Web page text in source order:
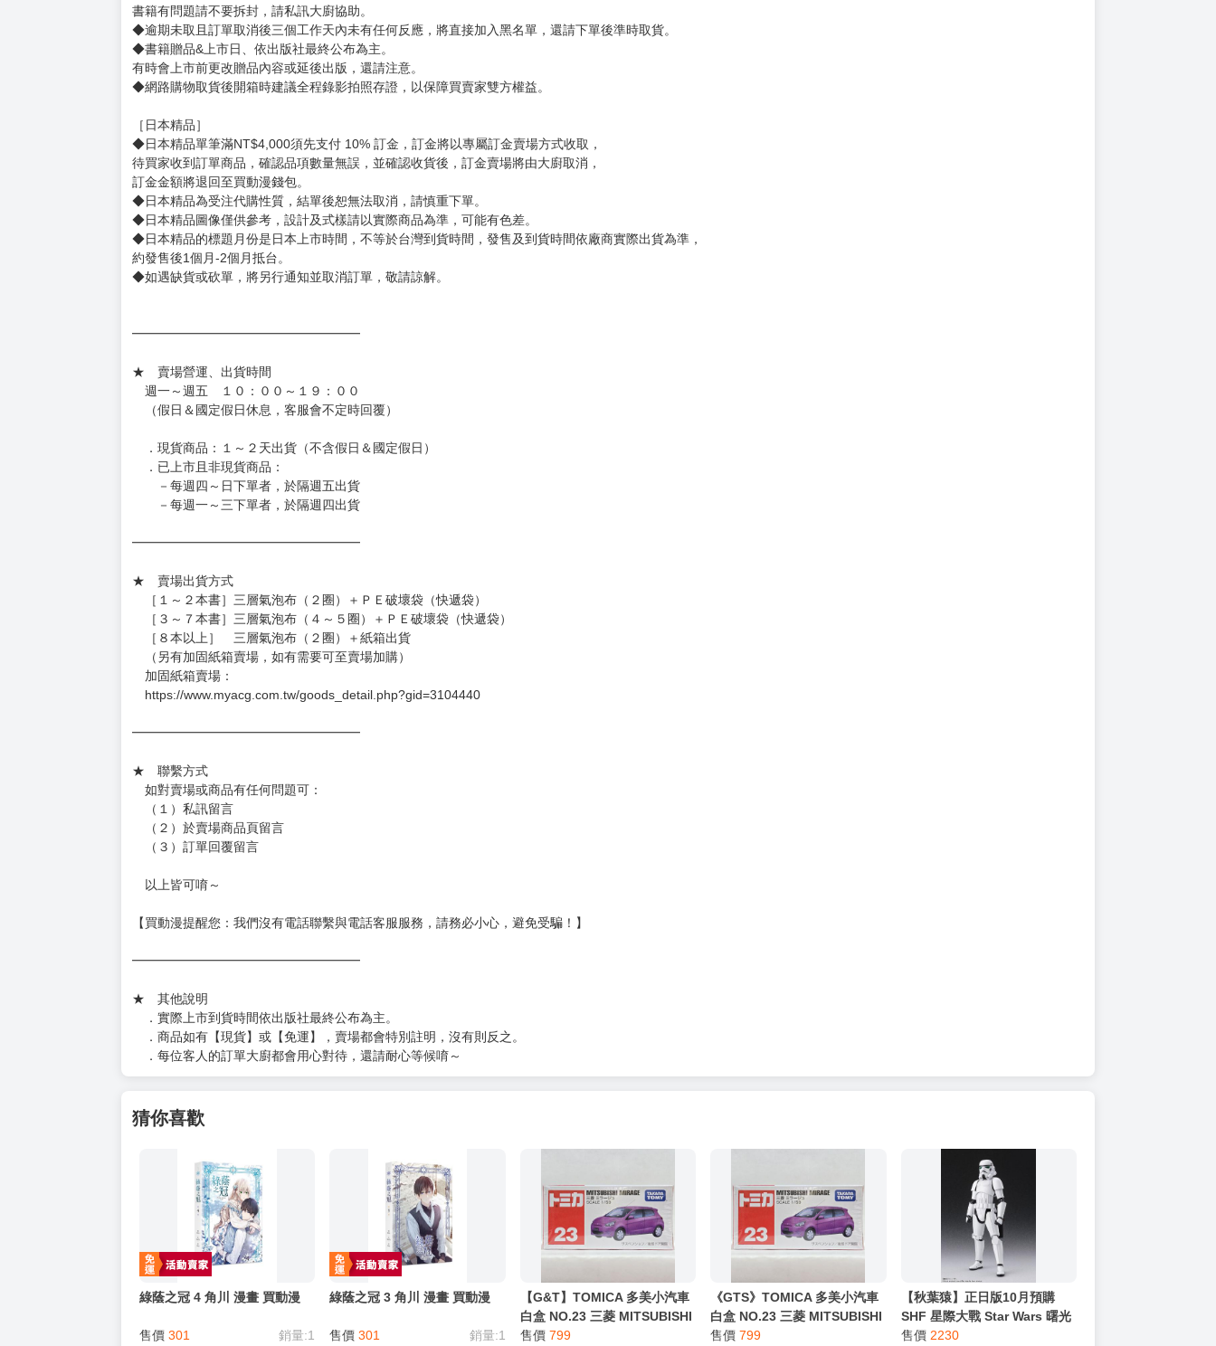
書籍有問題請不要拆封，請私訊大廚協助。
◆逾期未取且訂單取消後三個工作天內未有任何反應，將直接加入黑名單，還請下單後準時取貨。
◆書籍贈品&上市日、依出版社最終公布為主。
有時會上市前更改贈品內容或延後出版，還請注意。
◆網路購物取貨後開箱時建議全程錄影拍照存證，以保障買賣家雙方權益。
［日本精品］
◆日本精品單筆滿NT$4,000須先支付 10% 訂金，訂金將以專屬訂金賣場方式收取，
待買家收到訂單商品，確認品項數量無誤，並確認收貨後，訂金賣場將由大廚取消，
訂金金額將退回至買動漫錢包。
◆日本精品為受注代購性質，結單後恕無法取消，請慎重下單。
◆日本精品圖像僅供參考，設計及式樣請以實際商品為準，可能有色差。
◆日本精品的標題月份是日本上市時間，不等於台灣到貨時間，發售及到貨時間依廠商實際出貨為準，
約發售後1個月-2個月抵台。
◆如遇缺貨或砍單，將另行通知並取消訂單，敬請諒解。
━━━━━━━━━━━━━━━━━━
★ 賣場營運、出貨時間
週一～週五 １０：００～１９：００
（假日＆國定假日休息，客服會不定時回覆）
．現貨商品：１～２天出貨（不含假日＆國定假日）
．已上市且非現貨商品：
－每週四～日下單者，於隔週五出貨
－每週一～三下單者，於隔週四出貨
━━━━━━━━━━━━━━━━━━
★ 賣場出貨方式
［１～２本書］三層氣泡布（２圈）＋ＰＥ破壞袋（快遞袋）
［３～７本書］三層氣泡布（４～５圈）＋ＰＥ破壞袋（快遞袋）
［８本以上］ 三層氣泡布（２圈）＋紙箱出貨
（另有加固紙箱賣場，如有需要可至賣場加購）
加固紙箱賣場：
https://www.myacg.com.tw/goods_detail.php?gid=3104440
━━━━━━━━━━━━━━━━━━
★ 聯繫方式
如對賣場或商品有任何問題可：
（１）私訊留言
（２）於賣場商品頁留言
（３）訂單回覆留言
以上皆可唷～
【買動漫提醒您：我們沒有電話聯繫與電話客服服務，請務必小心，避免受騙！】
━━━━━━━━━━━━━━━━━━
★ 其他說明
．實際上市到貨時間依出版社最終公布為主。
．商品如有【現貨】或【免運】，賣場都會特別註明，沒有則反之。
．每位客人的訂單大廚都會用心對待，還請耐心等候唷～
猜你喜歡
綠蔭之冠 4 角川 漫畫 買動漫
售價 301 銷量:1
綠蔭之冠 3 角川 漫畫 買動漫
售價 301 銷量:1
【G&T】TOMICA 多美小汽車
白盒 NO.23 三菱 MITSUBISHI
MIRAGE 471172
售價 799
《GTS》TOMICA 多美小汽車
白盒 NO.23 三菱 MITSUBISHI
MIRAGE 471172
售價 799
【秋葉猿】正日版10月預購
SHF 星際大戰 Star Wars 曙光
乍現 帝國風暴兵 白兵 Classic
售價 2230